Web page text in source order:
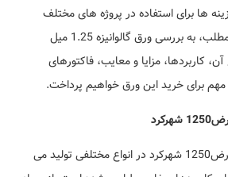
ها برای استفاده در پروژه های مختلف
شناخته می شود. در این مطلب، به بررسی ورق گالوانیزه 1.25 میل
انواع آن، کاربردها، مزایا و معایب، فاکتورهای
مهم برای خرید این ورق خواهیم پرداخت.
ورق گالوانیزه 1.25 میل عرض1250 شهرکرد در انواع مختلفی تولید می